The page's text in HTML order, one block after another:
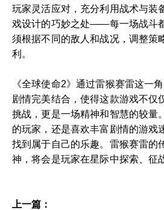
玩家灵活应对，充分利用战术与装
戏设计的巧妙之处——每一场战斗
须根据不同的敌人和战况，调整策
利。
《全球使命2》通过雷猴赛雷这一
剧情完美结合，使得这款游戏不仅
挑战，更是一场精神和智慧的较量
的玩家，还是喜欢丰富剧情的游戏
找到属于自己的乐趣。雷猴赛雷的
神，将会是玩家在星际中探索、征
上一篇：